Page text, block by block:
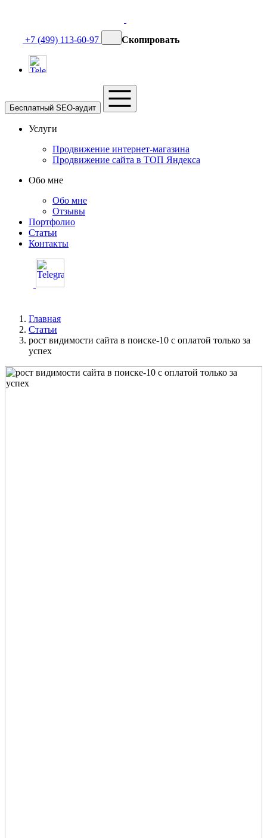
+7 (499) 113-60-97 Скопировать
Бесплатный SEO-аудит
Услуги
Продвижение интернет-магазина
Продвижение сайта в ТОП Яндекса
Обо мне
Обо мне
Отзывы
Портфолио
Статьи
Контакты
Главная
Статьи
рост видимости сайта в поиске-10 с оплатой только за
успех